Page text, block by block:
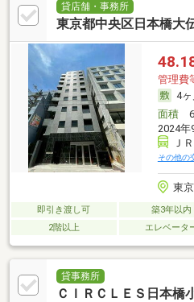
貸店舗・事務所
東京都中央区日本橋大
管理費
4ヶ
面積
2024年
Ｊ
その他の
東
即引き渡し可 築3年以内
2階以上
エレベータ
貸事務所
ＣＩＲＣＬＥＳ日本橋